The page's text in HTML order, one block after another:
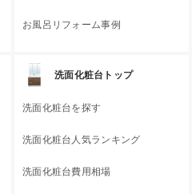
お風呂リフォーム事例
洗面化粧台トップ
洗面化粧台を探す
洗面化粧台人気ランキング
洗面化粧台費用相場